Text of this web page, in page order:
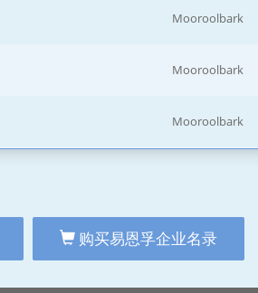
Mooroolbark
Mooroolbark
Mooroolbark
购买易恩孚企业名录